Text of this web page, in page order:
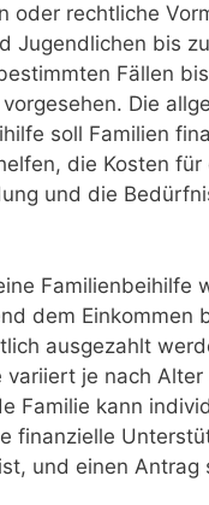
oder rechtliche
Jugendlichen bis
Fällen
Die
soll Familien
die Kosten
und die
Familienbeihilfe
dem Einkommen
ausgezahlt
variiert je nach
Familie kann
finanzielle
und einen Antrag